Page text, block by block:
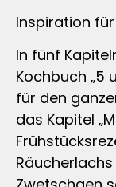
Inspiration
In fünf
Kochbuch „5
für den
das Kapitel